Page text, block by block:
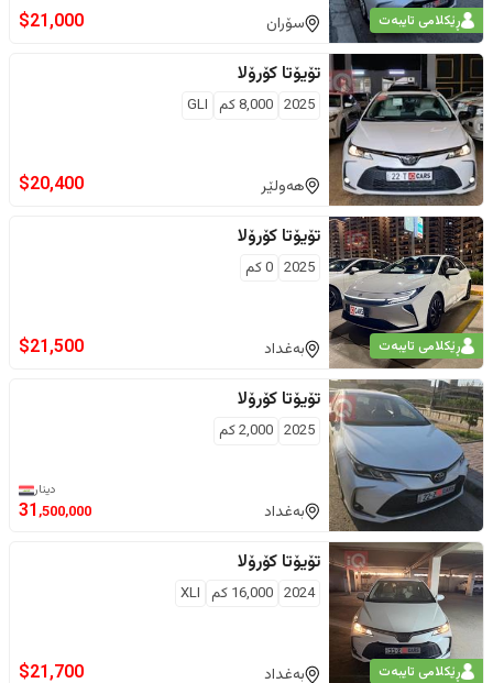
ڕێکلامی تایبەت سۆران $21,000
تۆیۆتا کۆرۆلا
2025
8,000كم GLI
هەولێر $20,400
ڕێکلامی تایبەت
تۆیۆتا کۆرۆلا
2025
0كم
بەغداد $21,500
تۆیۆتا کۆرۆلا
2025
2,000كم
بەغداد
دینار
31,500,000
ڕێکلامی تایبەت
تۆیۆتا کۆرۆلا
2024
16,000 كم XLI
بەغداد $21,700